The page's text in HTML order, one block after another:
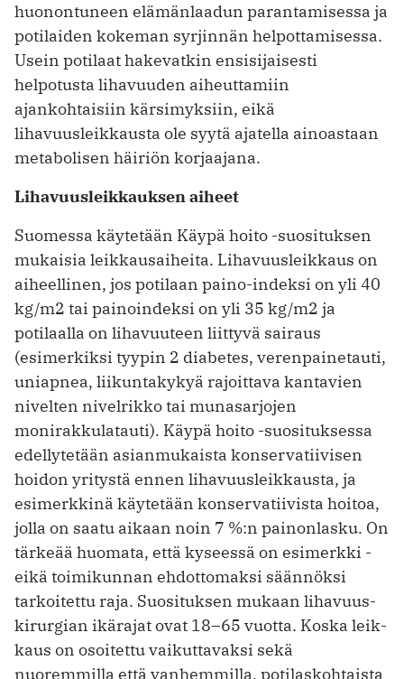
huonontuneen elämänlaadun parantamisessa ja
potilaiden kokeman syrjinnän helpottamisessa.
Usein potilaat hakevatkin ensisijaisesti
helpotusta lihavuuden aiheuttamiin
ajankohtaisiin kärsimyksiin, eikä
lihavuusleikkausta ole syytä ajatella ainoastaan
metabolisen häiriön korjaajana.
Lihavuusleikkauksen aiheet
Suomessa käytetään Käypä hoito -suosituksen
mukaisia leikkausaiheita. Lihavuusleikkaus on
aiheellinen, jos potilaan paino-indeksi on yli 40
kg/m2 tai painoindeksi on yli 35 kg/m2 ja
potilaalla on lihavuuteen liittyvä sairaus
(esimerkiksi tyypin 2 diabetes, verenpainetauti,
uniapnea, liikuntakykyä rajoittava kanta­vien
nivelten nivelrikko tai munasarjojen
monirakkulatauti). Käypä hoito -suosituksessa
edellytetään asianmukaista konservatiivisen
hoidon yritystä ennen lihavuusleikkausta, ja
esimerkkinä käytetään konservatiivista hoitoa,
jolla on saatu aikaan noin 7 %:n painonlasku. On
tärkeää huomata, että kyseessä on esimerkki ­
eikä toimikunnan ehdottomaksi säännöksi
tarkoitettu raja. Suosituksen mukaan lihavuus­
kirurgian ikärajat ovat 18–65 vuotta. Koska leik­
kaus on osoitettu vaikuttavaksi sekä
nuoremmilla että vanhemmilla, potilaskohtaista